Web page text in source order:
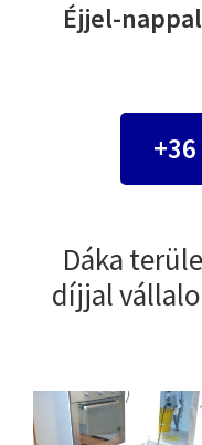
Éjjel-
Dáka
díjjal